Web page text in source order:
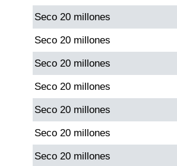
Pijao de Oro
Saman de la suerte
Sinuano Día
Sinuano Noche
Super Chontico Noche
Seco 20 millones
Seco 20 millones
Seco 20 millones
Seco 20 millones
Seco 20 millones
Seco 20 millones
Seco 20 millones